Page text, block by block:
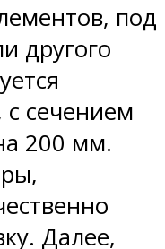
под
другого
с сечением
200 мм.
Далее,